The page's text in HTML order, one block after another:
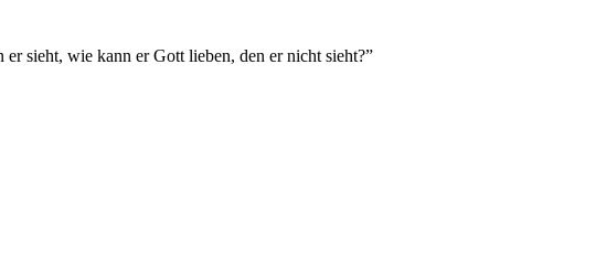
sieht, wie kann er Gott lieben, den er nicht sieht?”